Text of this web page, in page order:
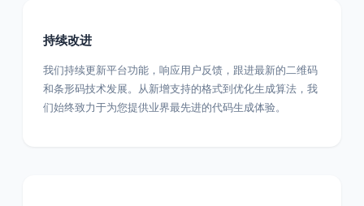
持续改进
我们持续更新平台功能，响应用户反馈，跟进最新的二维码
和条形码技术发展。从新增支持的格式到优化生成算法，我
们始终致力于为您提供业界最先进的代码生成体验。